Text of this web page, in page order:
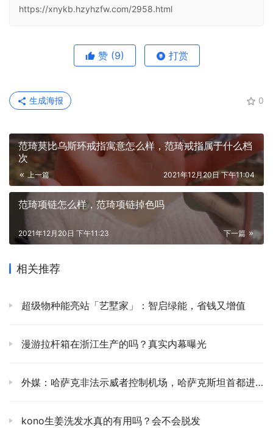
https://xnykb.hzyhzfw.com/2958.html
赞 (9) 打赏
0
生成海报
范琦莫比乌斯环戒指寓意怎么样，范琦戒指属于什么档
次
上一篇 2021年12月20日 下午11:04
范琦项链怎么样，范琦项链掉色吗
下一篇
2021年12月20日 下午11:23
相关推荐
超级物种能亮站「艺墅家」：智启绿能，省钱又增值
漫游拉杆箱在浙江生产的吗？真实内幕曝光
外媒：哈萨克非法示威者控制机场，哈萨克斯坦首都进入紧急状态？
kono生姜洗发水真的有用吗？会不会脱发